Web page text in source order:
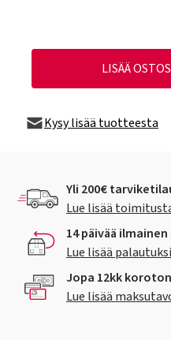
LISÄÄ
Kysy lisää tuotteesta
Yli 200€
Lue lisää
14 päivää
Lue lisää
Jopa 12kk
Lue lisää